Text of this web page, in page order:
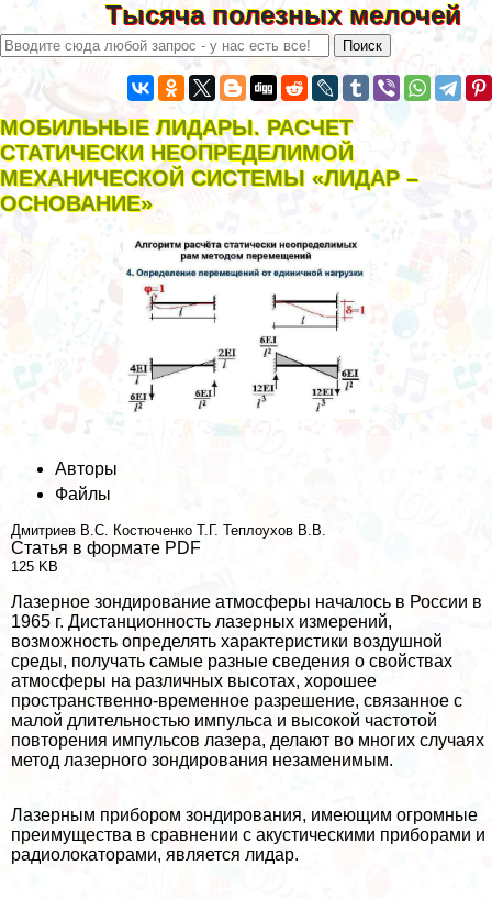
Тысяча полезных мелочей
МОБИЛЬНЫЕ ЛИДАРЫ. РАСЧЕТ
СТАТИЧЕСКИ НЕОПРЕДЕЛИМОЙ
МЕХАНИЧЕСКОЙ СИСТЕМЫ «ЛИДАР –
ОСНОВАНИЕ»
Авторы
Файлы
Дмитриев В.С. Костюченко Т.Г. Теплоухов В.В.
Статья в формате PDF
125 KB
Лазерное зондирование атмосферы началось в России в
1965 г. Дистанционность лазерных измерений,
возможность определять хаpaктеристики воздушной
среды, получать самые разные сведения о свойствах
атмосферы на различных высотах, хорошее
прострaнcтвенно-временное разрешение, связанное с
малой длительностью импульса и высокой частотой
повторения импульсов лазера, делают во многих случаях
метод лазерного зондирования незаменимым.
Лазерным прибором зондирования, имеющим огромные
преимущества в сравнении с акустическими приборами и
радиолокаторами, является лидар.